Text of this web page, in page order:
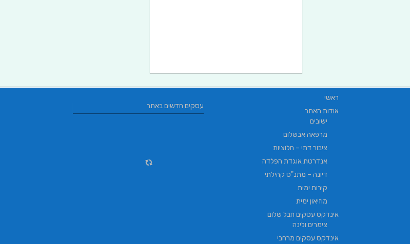
עסקים חדשים באתר
ראשי
אודות האתר
ישובים
מרפאה אבשלום
ציבור דתי – חלוציות
אנדרטת אוגדת הפלדה
דיונה – מתנ"ס קהילתי
קירות ימית
מוזיאון ימית
אינדקס עסקים חבל שלום
צימרים ולינה
אינדקס עסקים מרחבי